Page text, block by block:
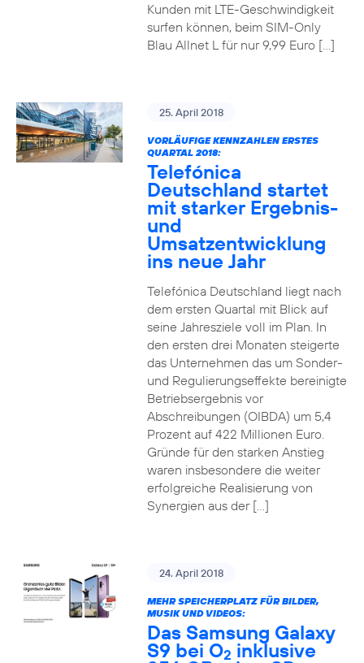
Kunden mit LTE-Geschwindigkeit
surfen können, beim SIM-Only
Blau Allnet L für nur 9,99 Euro […]
25. April 2018
VORLÄUFIGE KENNZAHLEN ERSTES
QUARTAL 2018:
Telefónica
Deutschland startet
mit starker Ergebnis-
und
Umsatzentwicklung
ins neue Jahr
Telefónica Deutschland liegt nach
dem ersten Quartal mit Blick auf
seine Jahresziele voll im Plan. In
den ersten drei Monaten steigerte
das Unternehmen das um Sonder-
und Regulierungseffekte bereinigte
Betriebsergebnis vor
Abschreibungen (OIBDA) um 5,4
Prozent auf 422 Millionen Euro.
Gründe für den starken Anstieg
waren insbesondere die weiter
erfolgreiche Realisierung von
Synergien aus der […]
24. April 2018
MEHR SPEICHERPLATZ FÜR BILDER,
MUSIK UND VIDEOS:
Das Samsung Galaxy
S9 bei O2 inklusive